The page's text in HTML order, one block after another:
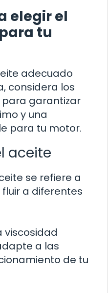
elegir el
tu
adecuado
considera los
garantizar
y una
para tu motor.
aceite
se refiere a
a diferentes
viscosidad
a las
de tu